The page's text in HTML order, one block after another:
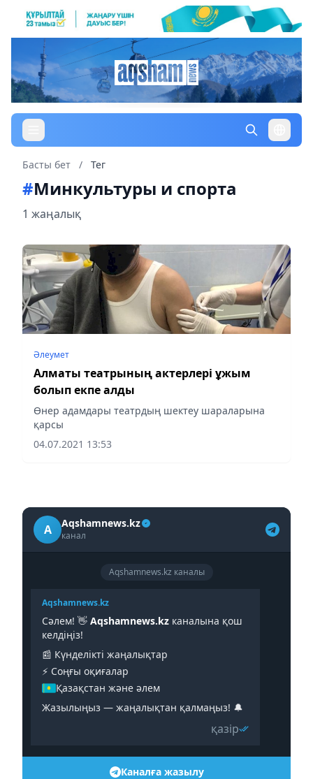
Басты бет / Тег
#Минкультуры и спорта
1 жаңалық
Әлеумет
Алматы театрының актерлері ұжым
болып екпе алды
Өнер адамдары театрдың шектеу шараларына
қарсы
04.07.2021 13:53
A Aqshamnews.kz
канал
Aqshamnews.kz каналы
Aqshamnews.kz
Сәлем! 👋 Aqshamnews.kz каналына қош
келдіңіз!
📰 Күнделікті жаңалықтар
⚡️ Соңғы оқиғалар
Қазақстан және әлем
Жазылыңыз — жаңалықтан қалмаңыз! 🔔
қазір
Каналға жазылу